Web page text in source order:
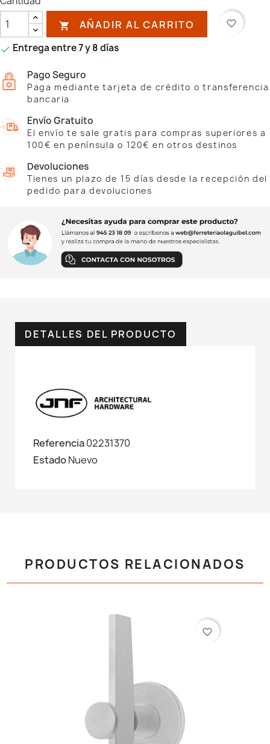
 AÑADIR AL CARRITO favorite_border
 Entrega entre 7 y 8 días
Pago Seguro
Paga mediante tarjeta de crédito o transferencia
bancaria
Envío Gratuito
El envío te sale gratis para compras superiores a
100€ en península o 120€ en otros destinos
Devoluciones
Tienes un plazo de 15 días desde la recepción del
pedido para devoluciones
DETALLES DEL PRODUCTO
Referencia02231370
EstadoNuevo
PRODUCTOS RELACIONADOS
favorite_border